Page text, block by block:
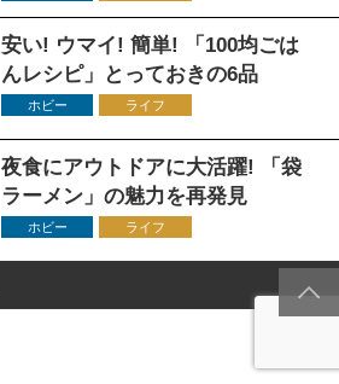
安い! ウマイ! 簡単! 「100均ごは
んレシピ」とっておきの6品
ホビー ライフ
夜食にアウトドアに大活躍! 「袋
ラーメン」の魅力を再発見
ホビー ライフ